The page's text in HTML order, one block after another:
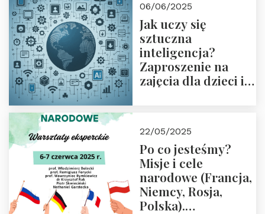
06/06/2025
Jak uczy się
sztuczna
inteligencja?
Zaproszenie na
zajęcia dla dzieci i
22/05/2025
Po co jesteśmy?
Misje i cele
narodowe (Francja,
Niemcy, Rosja,
Polska).